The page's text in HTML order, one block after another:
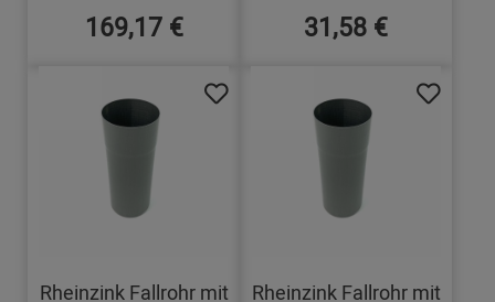
169,17 € 31,58 €
Rheinzink Fallrohr mit
Rheinzink Fallrohr mit